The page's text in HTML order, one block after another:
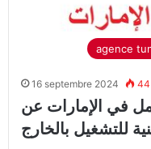
agence
16 septembre 2024
في الإمارات عن
للتشغيل بالخارج